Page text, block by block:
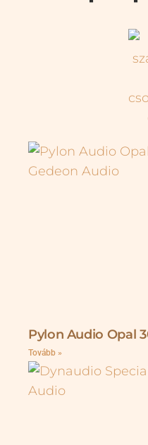
Pylon Audio Opal
Tovább »